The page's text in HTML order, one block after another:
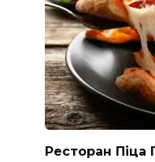
Ресторан Піца